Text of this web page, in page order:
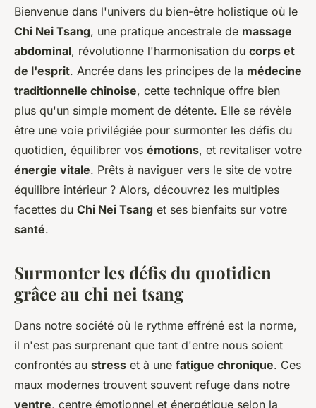
Les secrets du chi nei tsang :
Réveillez votre énergie vitale
par le massage abdominal
léonne•15 décembre 2023 •2 min de lecture
Bienvenue dans l'univers du bien-être holistique où le
Chi Nei Tsang, une pratique ancestrale de massage
abdominal, révolutionne l'harmonisation du corps et
de l'esprit. Ancrée dans les principes de la médecine
traditionnelle chinoise, cette technique offre bien
plus qu'un simple moment de détente. Elle se révèle
être une voie privilégiée pour surmonter les défis du
quotidien, équilibrer vos émotions, et revitaliser votre
énergie vitale. Prêts à naviguer vers le site de votre
équilibre intérieur ? Alors, découvrez les multiples
facettes du Chi Nei Tsang et ses bienfaits sur votre
santé.
Surmonter les défis du quotidien
grâce au chi nei tsang
Dans notre société où le rythme effréné est la norme,
il n'est pas surprenant que tant d'entre nous soient
confrontés au stress et à une fatigue chronique. Ces
maux modernes trouvent souvent refuge dans notre
ventre, centre émotionnel et énergétique selon la